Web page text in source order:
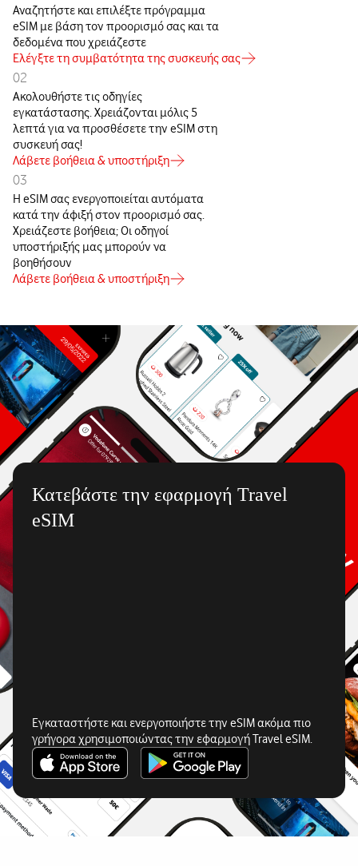
Αναζητήστε και επιλέξτε πρόγραμμα
eSIM με βάση τον προορισμό σας και τα
δεδομένα που χρειάζεστε
Ελέγξτε τη συμβατότητα της συσκευής σας
02
Ακολουθήστε τις οδηγίες
εγκατάστασης. Χρειάζονται μόλις 5
λεπτά για να προσθέσετε την eSIM στη
συσκευή σας!
Λάβετε βοήθεια & υποστήριξη
03
Η eSIM σας ενεργοποιείται αυτόματα
κατά την άφιξή στον προορισμό σας.
Χρειάζεστε βοήθεια; Οι οδηγοί
υποστήριξής μας μπορούν να
βοηθήσουν
Λάβετε βοήθεια & υποστήριξη
Κατεβάστε την εφαρμογή Travel
eSIM
Εγκαταστήστε και ενεργοποιήστε την eSIM ακόμα πιο
γρήγορα χρησιμοποιώντας την εφαρμογή Travel eSIM.